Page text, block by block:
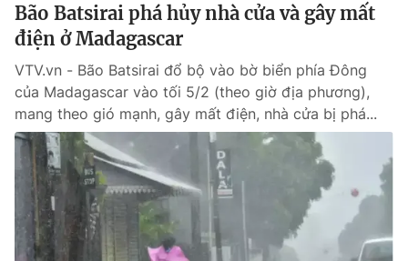
Góc doanh nghiệp
Truyền hình
Phim VTV
Hậu trường
Nhân vật
Khán giả
Giải sao mai
Giải trí
Điện ảnh
Âm nhạc
Sao
Đời sống
Du lịch
Làm đẹp
Chất lượng cuộc sống
Giáo dục
Tuyển sinh
Học trực tuyến
Công nghệ
Bão Batsirai phá hủy nhà cửa và gây mất
điện ở Madagascar
VTV.vn - Bão Batsirai đổ bộ vào bờ biển phía Đông
của Madagascar vào tối 5/2 (theo giờ địa phương),
mang theo gió mạnh, gây mất điện, nhà cửa bị phá...